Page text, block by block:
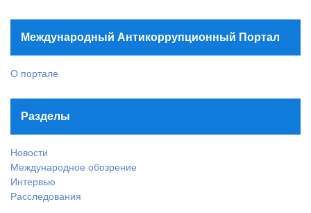
Международный Антикоррупционный Портал
О портале
Разделы
Новости
Международное обозрение
Интервью
Расследования